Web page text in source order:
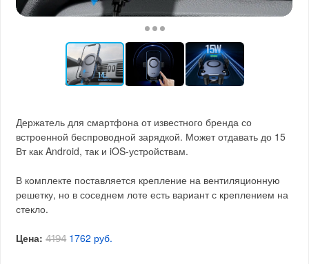
Держатель для смартфона от известного бренда со
встроенной беспроводной зарядкой. Может отдавать до 15
Вт как Android, так и iOS-устройствам.
В комплекте поставляется крепление на вентиляционную
решетку, но в соседнем лоте есть вариант с креплением на
стекло.
Цена: 4194 1762 руб.